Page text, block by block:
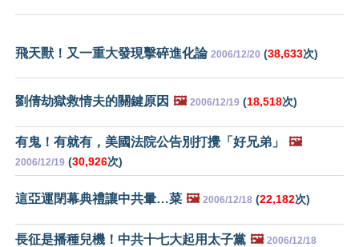
飛天獸！又一重大發現擊碎進化論 2006/12/20 (38,633次)
劉倩劫獄救情夫的關鍵原因 🖼️ 2006/12/19 (18,518次)
有鬼！有就有，美國法院公告別打攪「好兄弟」 🖼️
2006/12/19 (30,926次)
這亞運閉幕典禮讓中共暈…菜 🖼️ 2006/12/18 (22,182次)
長征是播種兒機！中共十七大起用太子黨 🖼️ 2006/12/18